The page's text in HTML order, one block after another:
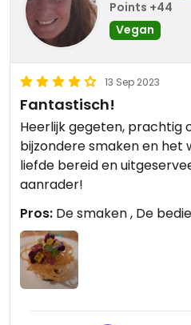
Points +44
Vegan
13 Sep 2023
Fantastisch!
Heerlijk gegeten, prachtig
bijzondere smaken en
liefde bereid en
aanrader!
Pros: De smaken , De